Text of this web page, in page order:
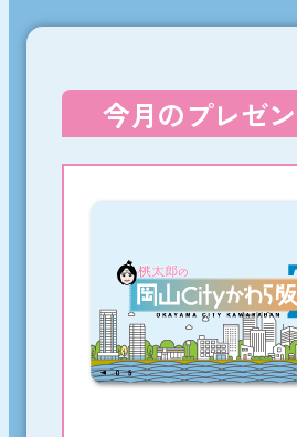
今月のプレゼ